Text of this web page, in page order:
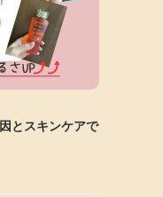
とスキンケアで